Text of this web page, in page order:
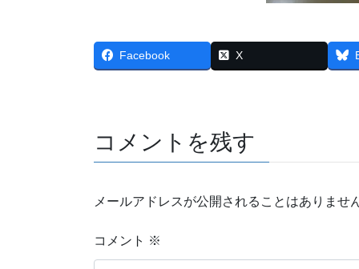
Facebook X
コメントを残す
メールアドレスが公開されることはありませ
コメント ※